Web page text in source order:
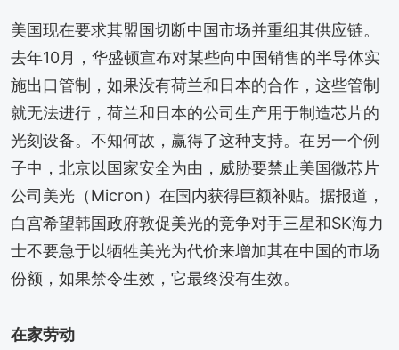
美国现在要求其盟国切断中国市场并重组其供应链。
去年10月，华盛顿宣布对某些向中国销售的半导体实
施出口管制，如果没有荷兰和日本的合作，这些管制
就无法进行，荷兰和日本的公司生产用于制造芯片的
光刻设备。不知何故，赢得了这种支持。在另一个例
子中，北京以国家安全为由，威胁要禁止美国微芯片
公司美光（Micron）在国内获得巨额补贴。据报道，
白宫希望韩国政府敦促美光的竞争对手三星和SK海力
士不要急于以牺牲美光为代价来增加其在中国的市场
份额，如果禁令生效，它最终没有生效。
在家劳动